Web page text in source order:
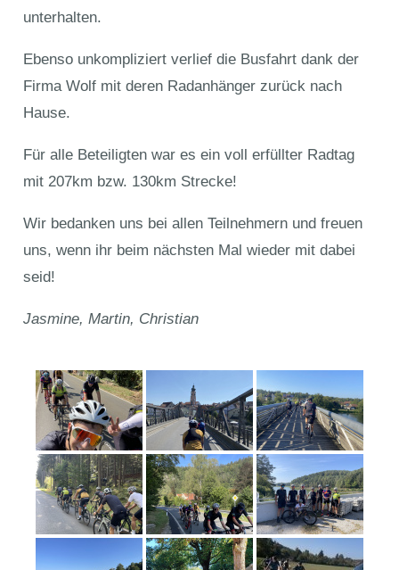
unterhalten.
Ebenso unkompliziert verlief die Busfahrt dank der
Firma Wolf mit deren Radanhänger zurück nach
Hause.
Für alle Beteiligten war es ein voll erfüllter Radtag
mit 207km bzw. 130km Strecke!
Wir bedanken uns bei allen Teilnehmern und freuen
uns, wenn ihr beim nächsten Mal wieder mit dabei
seid!
Jasmine, Martin, Christian